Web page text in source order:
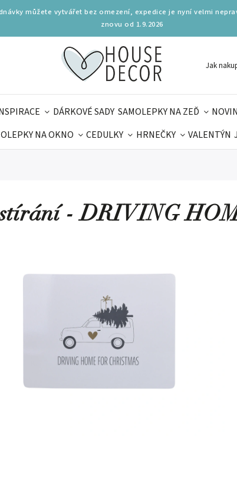
můžete vytvářet bez omezení, expedice je nyní velmi
znovu od 1.9.2026
Jak
DÁRKOVÉ SADY SAMOLEPKY NA ZEĎ
NA OKNO CEDULKY HRNEČKY VALENTÝN
- DRIVING